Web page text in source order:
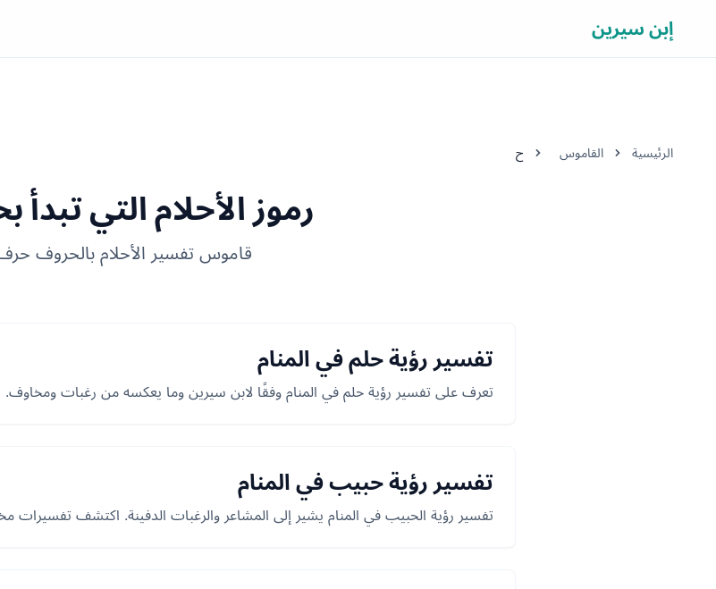
إبن سيرين
الرئيسية القاموس ح
رموز الأحلام التي
قاموس تفسير الأحلام بالحروف
تفسير رؤية حلم في المنام
تعرف على تفسير رؤية حلم في المنام وفقًا لابن سيرين وما يعكسه من رغبات ومخاوف.
تفسير رؤية حبيب في المنام
تفسير رؤية الحبيب في المنام يشير إلى المشاعر والرغبات الدفينة. اكتشف تفسيرات